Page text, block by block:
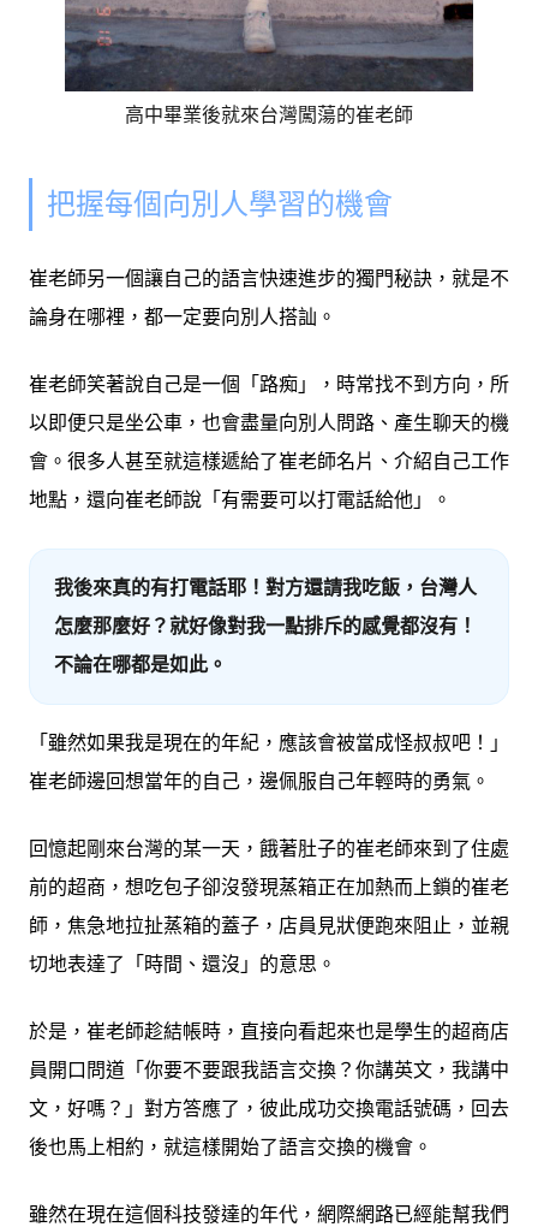
高中畢業後就來台灣闖蕩的崔老師
把握每個向別人學習的機會
崔老師另一個讓自己的語言快速進步的獨門秘訣，就是不
論身在哪裡，都一定要向別人搭訕。
崔老師笑著說自己是一個「路痴」，時常找不到方向，所
以即便只是坐公車，也會盡量向別人問路、產生聊天的機
會。很多人甚至就這樣遞給了崔老師名片、介紹自己工作
地點，還向崔老師說「有需要可以打電話給他」。
我後來真的有打電話耶！對方還請我吃飯，台灣人
怎麼那麼好？就好像對我一點排斥的感覺都沒有！
不論在哪都是如此。
「雖然如果我是現在的年紀，應該會被當成怪叔叔吧！」
崔老師邊回想當年的自己，邊佩服自己年輕時的勇氣。
回憶起剛來台灣的某一天，餓著肚子的崔老師來到了住處
前的超商，想吃包子卻沒發現蒸箱正在加熱而上鎖的崔老
師，焦急地拉扯蒸箱的蓋子，店員見狀便跑來阻止，並親
切地表達了「時間、還沒」的意思。
於是，崔老師趁結帳時，直接向看起來也是學生的超商店
員開口問道 「你要不要跟我語言交換？你講英文，我講中
文，好嗎？」 對方答應了，彼此成功交換電話號碼，回去
後也馬上相約，就這樣開始了語言交換的機會。
雖然在現在這個科技發達的年代，網際網路已經能幫我們